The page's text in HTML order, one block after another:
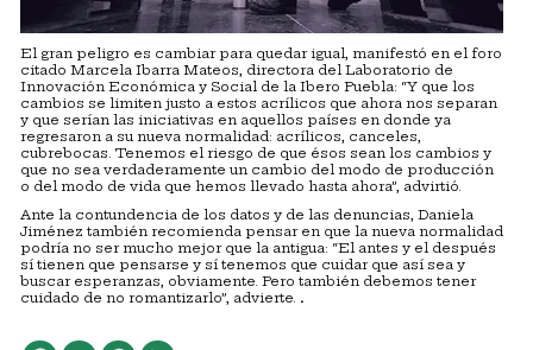
El gran peligro es cambiar para quedar igual, manifestó en el foro
citado Marcela Ibarra Mateos, directora del Laboratorio de
Innovación Económica y Social de la Ibero Puebla: “Y que los
cambios se limiten justo a estos acrílicos que ahora nos separan
y que serían las iniciativas en aquellos países en donde ya
regresaron a su nueva normalidad: acrílicos, canceles,
cubrebocas. Tenemos el riesgo de que ésos sean los cambios y
que no sea verdaderamente un cambio del modo de producción
o del modo de vida que hemos llevado hasta ahora”, advirtió.
Ante la contundencia de los datos y de las denuncias, Daniela
Jiménez también recomienda pensar en que la nueva normalidad
podría no ser mucho mejor que la antigua: “El antes y el después
sí tienen que pensarse y sí tenemos que cuidar que así sea y
buscar esperanzas, obviamente. Pero también debemos tener
cuidado de no romantizarlo”, advierte. .
Facebook
TwitterWhatsApp